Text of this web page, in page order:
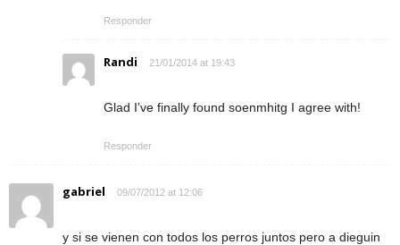
Responder
Randi 21/01/2014 at 19:43
Glad I’ve finally found soenmhitg I agree with!
Responder
gabriel 09/07/2012 at 12:06
y si se vienen con todos los perros juntos pero a dieguin